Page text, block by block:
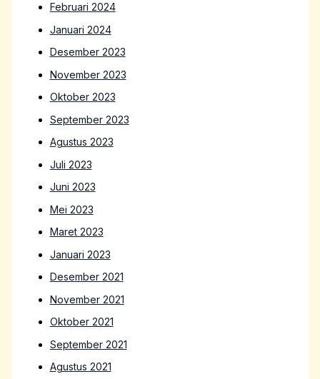
Februari 2024
Januari 2024
Desember 2023
November 2023
Oktober 2023
September 2023
Agustus 2023
Juli 2023
Juni 2023
Mei 2023
Maret 2023
Januari 2023
Desember 2021
November 2021
Oktober 2021
September 2021
Agustus 2021